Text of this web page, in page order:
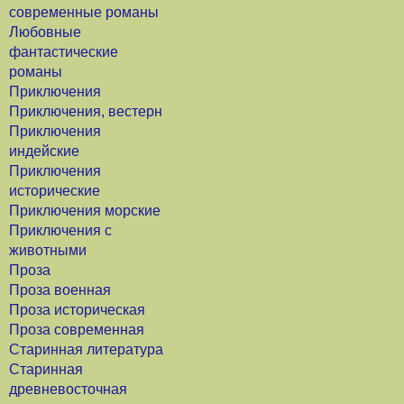
современные романы
Любовные
фантастические
романы
Приключения
Приключения, вестерн
Приключения
индейские
Приключения
исторические
Приключения морские
Приключения с
животными
Проза
Проза военная
Проза историческая
Проза современная
Старинная литература
Старинная
древневосточная